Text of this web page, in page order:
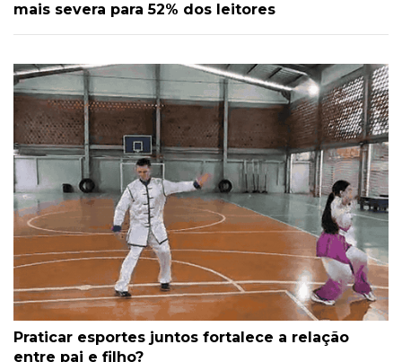
mais severa para 52% dos leitores
Praticar esportes juntos fortalece a relação
entre pai e filho?